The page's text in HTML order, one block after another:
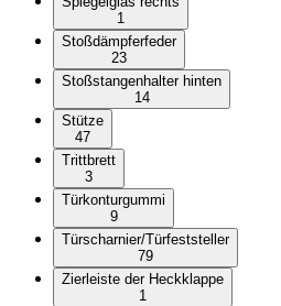
1
Stoßdämpferfeder
23
Stoßstangenhalter hinten
14
Stütze
47
Trittbrett
3
Türkonturgummi
9
Türscharnier/Türfeststeller
79
Zierleiste der Heckklappe
1